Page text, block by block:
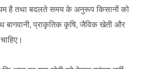
है तथा बदलते समय के अनुरूप किसानों को
बागवानी, प्राकृतिक कृषि, जैविक खेती और